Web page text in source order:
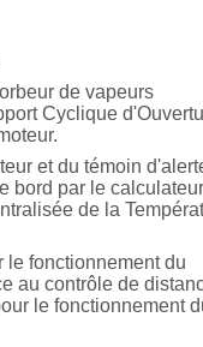
de vapeurs
Cyclique
et du témoin
bord par le calculateur
de la
le fonctionnement du
au contrôle de
le fonctionnement